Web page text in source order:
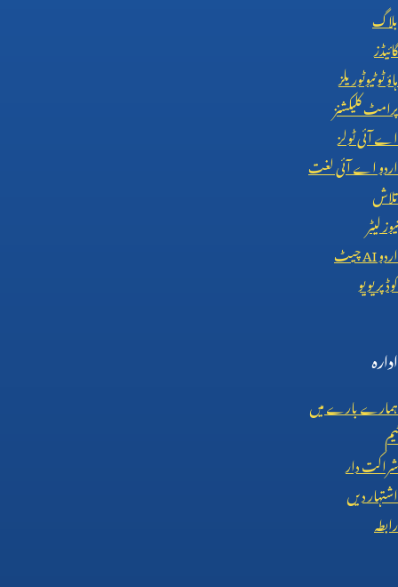
بلاگ
گائیڈز
ہاؤ ٹو ٹیوٹوریلز
پرامٹ کلیکشنز
اے آئی ٹولز
اردو اے آئی لغت
تلاش
نیوز لیٹر
اردوAIچیٹ
کوڈ پریویو
ادارہ
ہمارے بارے میں
ٹیم
شراکت دار
اشتہار دیں
رابطہ